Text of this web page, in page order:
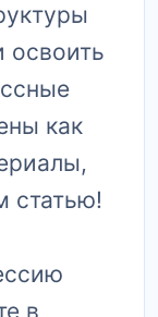
освоить
как
статью!
в